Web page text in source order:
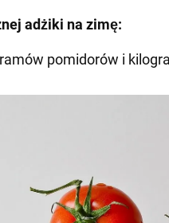
adżiki na zimę:
pomidorów i